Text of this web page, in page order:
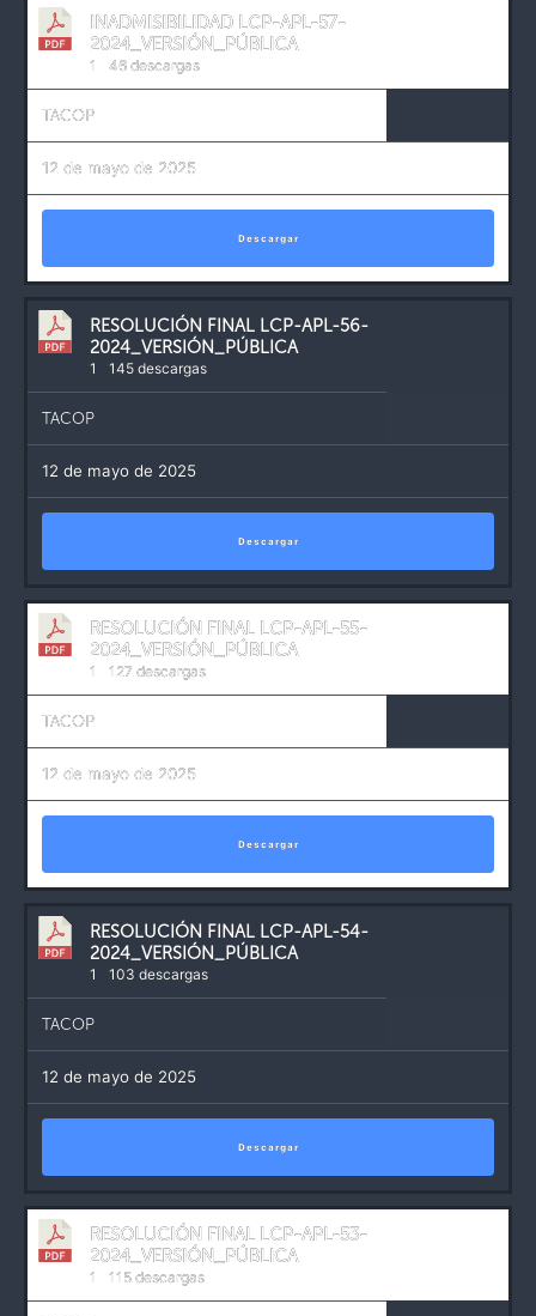
INADMISIBILIDAD LCP-APL-57-
2024_VERSIÓN_PÚBLICA
1 46 descargas
TACOP
12 de mayo de 2025
Descargar
RESOLUCIÓN FINAL LCP-APL-56-
2024_VERSIÓN_PÚBLICA
1 145 descargas
TACOP
12 de mayo de 2025
Descargar
RESOLUCIÓN FINAL LCP-APL-55-
2024_VERSIÓN_PÚBLICA
1 127 descargas
TACOP
12 de mayo de 2025
Descargar
RESOLUCIÓN FINAL LCP-APL-54-
2024_VERSIÓN_PÚBLICA
1 103 descargas
TACOP
12 de mayo de 2025
Descargar
RESOLUCIÓN FINAL LCP-APL-53-
2024_VERSIÓN_PÚBLICA
1 115 descargas